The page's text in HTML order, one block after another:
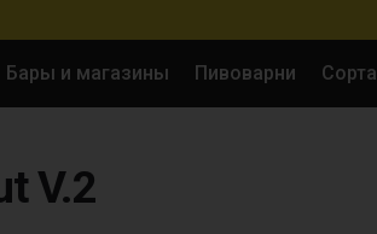
Бары и магазины Пивоварни Сорта
V.2